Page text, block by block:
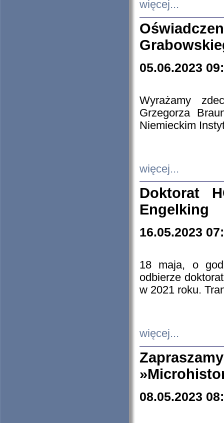
więcej...
05.06.2023
Wyrażamy
Grzegorza
Niemieckim
więcej...
Doktorat
Engelking
16.05.2023
18 maja, o
odbierze
w 2021 roku.
więcej...
08.05.2023